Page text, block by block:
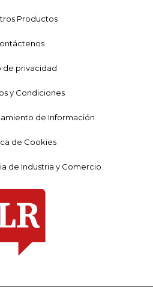
Productos
de privacidad
y Condiciones
de Información
de Cookies
de Industria y Comercio